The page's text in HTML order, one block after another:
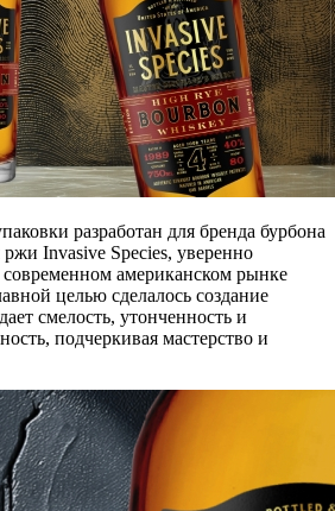
разработан для бренда бурбона
Invasive Species, уверенно
американском рынке
целью сделалось создание
смелость, утонченность и
подчеркивая мастерство и